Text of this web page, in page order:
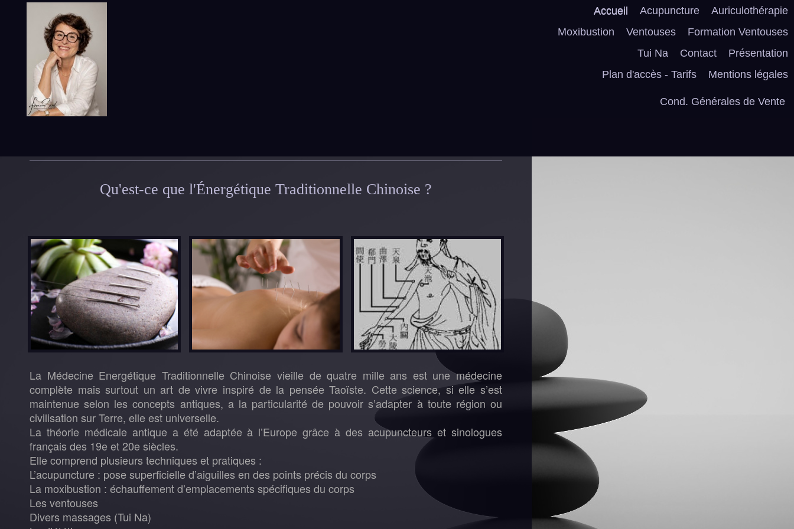
Accueil Acupuncture
Auriculothérapie
Moxibustion
Ventouses
Formation Ventouses
Tui Na
Contact
Présentation
Plan d'accès - Tarifs
Mentions légales
Cond. Générales de Vente
Qu'est-ce que l'Énergétique Traditionnelle Chinoise ?
La Médecine Energétique Traditionnelle Chinoise vieille de quatre mille ans est une médecine
complète mais surtout un art de vivre inspiré de la pensée Taoïste. Cette science, si elle s’est
maintenue selon les concepts antiques, a la particularité de pouvoir s’adapter à toute région ou
civilisation sur Terre, elle est universelle.
La théorie médicale antique a été adaptée à l’Europe grâce à des acupuncteurs et sinologues
français des 19e et 20e siècles.
Elle comprend plusieurs techniques et pratiques :
L’acupuncture : pose superficielle d’aiguilles en des points précis du corps
La moxibustion : échauffement d’emplacements spécifiques du corps
Les ventouses
Divers massages (Tui Na)